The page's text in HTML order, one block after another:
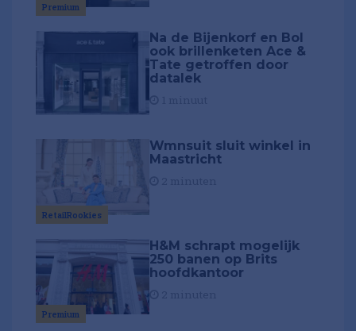
Premium
Na de Bijenkorf en Bol
ook brillenketen Ace &
Tate getroffen door
datalek
RetailRookies
Wmnsuit sluit winkel in
Maastricht
Premium
H&M schrapt mogelijk
250 banen op Brits
hoofdkantoor